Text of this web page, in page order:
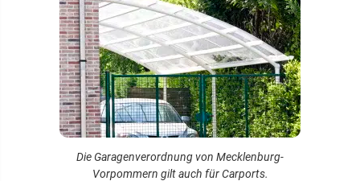
Die Garagenverordnung von Mecklenburg-
Vorpommern gilt auch für Carports.